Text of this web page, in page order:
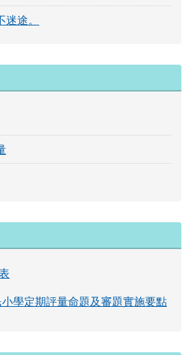
途。
學定期評量命題及審題實施要點